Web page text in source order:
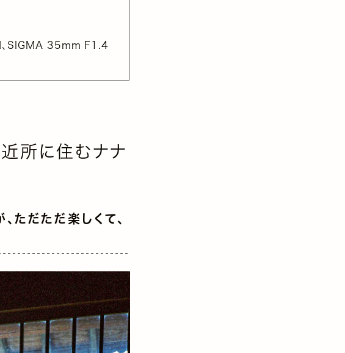
SIGMA 35mm F1.4
所に住むナナ
ただただ楽しくて、